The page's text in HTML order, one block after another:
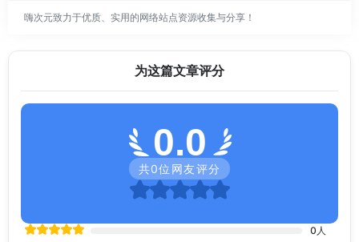
嗨次元致力于优质、实用的网络站点资源收集与分享！
为这篇文章评分
0.0
共0位网友评分
0 人